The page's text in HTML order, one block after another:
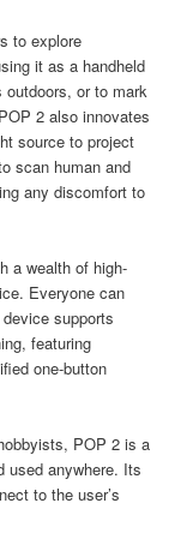
to explore
it as a handheld
outdoors, or to mark
2 also innovates
source to project
scan human and
any discomfort to
a wealth of high-
Everyone can
supports
featuring
one-button
POP 2 is a
used anywhere. Its
to the user’s